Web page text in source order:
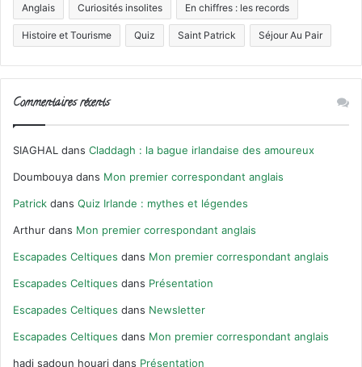
Anglais Curiosités insolites En chiffres : les records
Histoire et Tourisme Quiz Saint Patrick Séjour Au Pair
Commentaires récents
SIAGHAL dans Claddagh : la bague irlandaise des amoureux
Doumbouya dans Mon premier correspondant anglais
Patrick dans Quiz Irlande : mythes et légendes
Arthur dans Mon premier correspondant anglais
Escapades Celtiques dans Mon premier correspondant anglais
Escapades Celtiques dans Présentation
Escapades Celtiques dans Newsletter
Escapades Celtiques dans Mon premier correspondant anglais
hadj sadoun houari dans Présentation